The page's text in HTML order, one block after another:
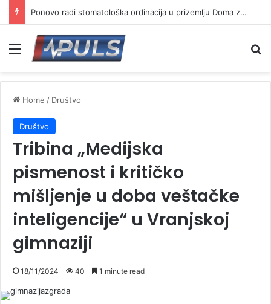
Ponovo radi stomatološka ordinacija u prizemlju Doma zdravlja u Vranju ( VIDEO)
Menu
Home / Društvo
Društvo
Tribina „Medijska
pismenost i kritičko
mišljenje u doba veštačke
inteligencije“ u Vranjskoj
gimnaziji
18/11/2024 40 1 minute read